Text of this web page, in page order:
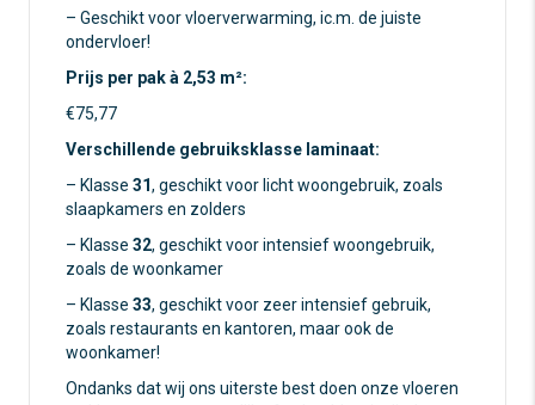
– Geschikt voor vloerverwarming, ic.m. de juiste
ondervloer!
Prijs per pak à 2,53 m²:
€75,77
Verschillende gebruiksklasse laminaat:
– Klasse 31, geschikt voor licht woongebruik, zoals
slaapkamers en zolders
– Klasse 32, geschikt voor intensief woongebruik,
zoals de woonkamer
– Klasse 33, geschikt voor zeer intensief gebruik,
zoals restaurants en kantoren, maar ook de
woonkamer!
Ondanks dat wij ons uiterste best doen onze vloeren